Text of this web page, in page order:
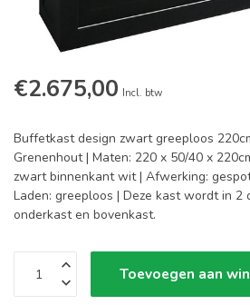
€2.675,00 Incl. btw
Buffetkast design zwart greeploos
Grenenhout | Maten: 220 x 50/40 x
zwart binnenkant wit | Afwerking:
Laden: greeploos | Deze kast wordt in 2
onderkast en bovenkast.
Toevoegen aan